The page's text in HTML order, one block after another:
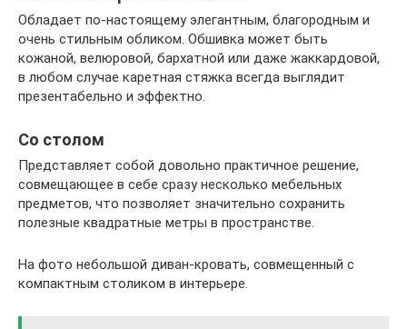
Обладает по-настоящему элегантным, благородным и
очень стильным обликом. Обшивка может быть
кожаной, велюровой, бархатной или даже жаккардовой,
в любом случае каретная стяжка всегда выглядит
презентабельно и эффектно.
Со столом
Представляет собой довольно практичное решение,
совмещающее в себе сразу несколько мебельных
предметов, что позволяет значительно сохранить
полезные квадратные метры в пространстве.
На фото небольшой диван-кровать, совмещенный с
компактным столиком в интерьере.